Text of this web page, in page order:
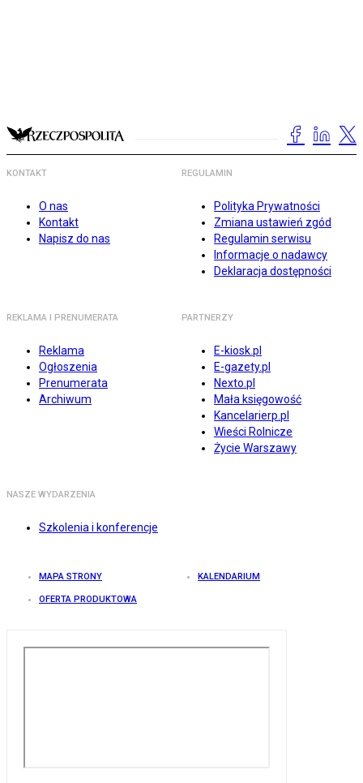
KONTAKT
O nas
Kontakt
Napisz do nas
REGULAMIN
Polityka Prywatności
Zmiana ustawień zgód
Regulamin serwisu
Informacje o nadawcy
Deklaracja dostępności
REKLAMA I PRENUMERATA
Reklama
Ogłoszenia
Prenumerata
Archiwum
PARTNERZY
E-kiosk.pl
E-gazety.pl
Nexto.pl
Mała księgowość
Kancelarierp.pl
Wieści Rolnicze
Życie Warszawy
NASZE WYDARZENIA
Szkolenia i konferencje
MAPA STRONY KALENDARIUM
OFERTA PRODUKTOWA